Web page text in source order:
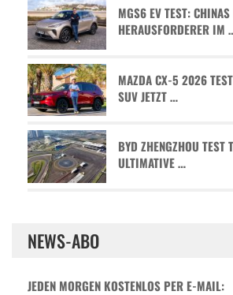
MGS6 EV TEST: CHINAS
HERAUSFORDERER IM
MAZDA CX-5 2026
SUV JETZT …
BYD ZHENGZHOU TEST
ULTIMATIVE …
NEWS-ABO
JEDEN MORGEN KOSTENLOS PER E-MAIL: